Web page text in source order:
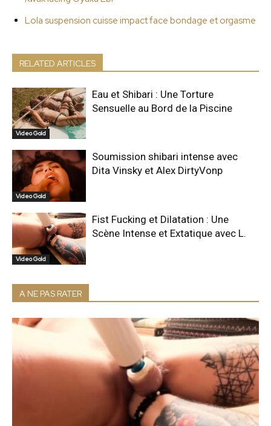
Lola suspension cuisse impact face bondage et orgasme
RELATED ARTICLES
Video Gold
Eau et Shibari : Une Torture
Sensuelle au Bord de la Piscine
Video Gold
Soumission shibari intense avec
Dita Vinsky et Alex DirtyVonp
Video Gold
Fist Fucking et Dilatation : Une
Scène Intense et Extatique avec L.
A NE PAS RATER